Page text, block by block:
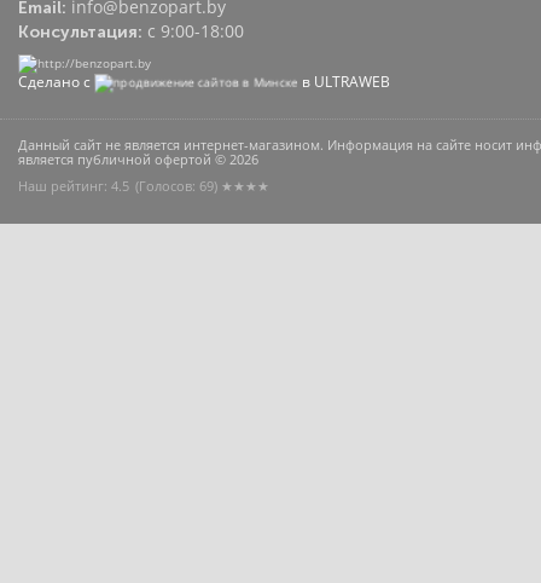
Email: info@benzopart.by
Консультация: с 9:00-18:00
Сделано с в ULTRAWEB
Данный сайт не является интернет-магазином. Информация на сайте носит
является публичной офертой © 2026
Наш рейтинг: 4.5 (Голосов: 69) ★★★★